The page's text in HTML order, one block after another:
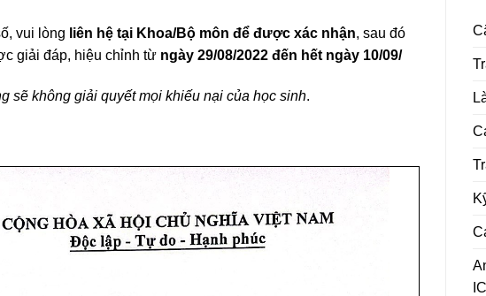
vui lòng liên hệ tại Khoa/Bộ môn để được xác nhận, sau đó
giải đáp, hiệu chỉnh từ ngày 29/08/2022 đến hết ngày 10/09/
sẽ không giải quyết mọi khiếu nại của học sinh.